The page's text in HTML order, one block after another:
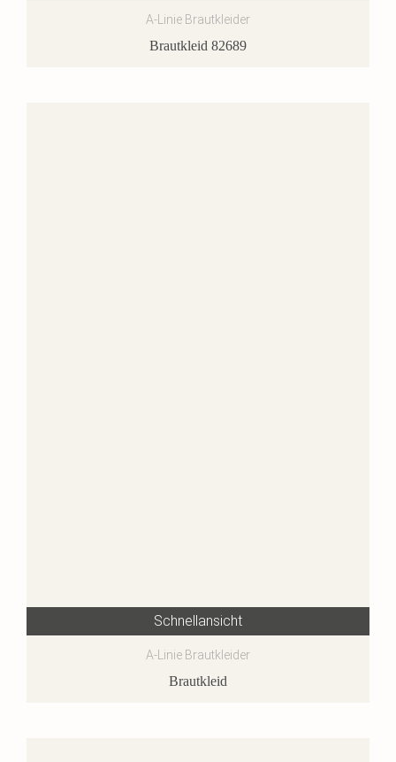
A-Linie Brautkleider
Brautkleid 82689
Schnellansicht
A-Linie Brautkleider
Brautkleid